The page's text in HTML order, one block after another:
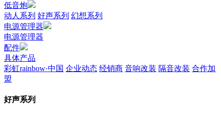
低音炮
动人系列 好声系列 幻想系列
电源管理器
电源管理器
配件
具体产品
彩虹rainbow·中国 企业动态 经销商 音响改装 隔音改装 合作加
盟
好声系列